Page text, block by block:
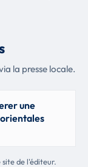
la presse locale.
une
de l'éditeur.